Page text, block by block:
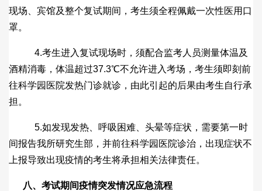
现场、宾馆及整个复试期间，考生须全程佩戴一次性医用口
罩。
4.考生进入复试现场时，须配合监考人员测量体温及
酒精消毒，体温超过37.3℃不允许进入考场，考生须即刻前
往科学园医院发热门诊就诊，由此引起的后果由考生自行承
担。
5.如发现发热、呼吸困难、头晕等症状，需要第一时
间报告我所研究生部，并前往科学园医院诊治，出现症状不
上报导致出现疫情的考生将承担相关法律责任。
八、考试期间疫情突发情况应急流程